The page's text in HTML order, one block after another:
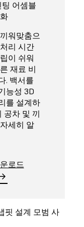
어셈블
워맞춤으
리 시간
이 쉬워
재료 비
. 백서를
능성 3D
를 설계하
공차 및 끼
세히 알
로드
핏 설계 모범 사